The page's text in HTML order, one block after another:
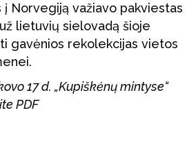
į Norvegiją važiavo pakviestas
lietuvių sielovadą šioje
gavėnios rekolekcijas vietos
17 d. „Kupiškėnų mintyse“
PDF